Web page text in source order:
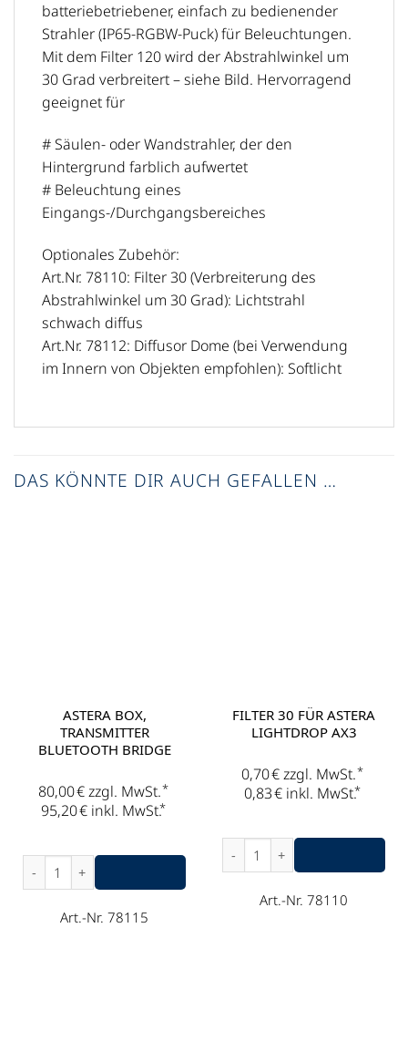
batteriebetriebener, einfach zu bedienender
Strahler (IP65-RGBW-Puck) für Beleuchtungen.
Mit dem Filter 120 wird der Abstrahlwinkel um
30 Grad verbreitert – siehe Bild. Hervorragend
geeignet für
# Säulen- oder Wandstrahler, der den
Hintergrund farblich aufwertet
# Beleuchtung eines
Eingangs-/Durchgangsbereiches
Optionales Zubehör:
Art.Nr. 78110: Filter 30 (Verbreiterung des
Abstrahlwinkel um 30 Grad): Lichtstrahl
schwach diffus
Art.Nr. 78112: Diffusor Dome (bei Verwendung
im Innern von Objekten empfohlen): Softlicht
DAS KÖNNTE DIR AUCH GEFALLEN …
ASTERA BOX,
TRANSMITTER
BLUETOOTH BRIDGE
80,00€zzgl. MwSt.*
95,20€inkl. MwSt.*
Astera Box, Transmitter Bluetooth Bridge Menge
Art.-Nr. 78115
FILTER 30 FÜR ASTERA
LIGHTDROP AX3
0,70€zzgl. MwSt.*
0,83€ inkl. MwSt.*
Filter 30 für Astera Lightdrop
Art.-Nr. 78110